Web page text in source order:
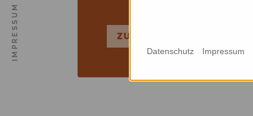
ZUR FAHRPLANAUSKUNFT
IMPRESSUM Datenschutz Impressum